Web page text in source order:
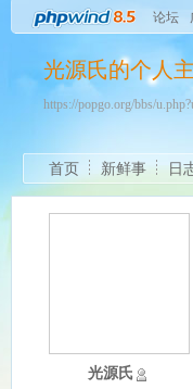
论坛
光源氏的个人
https://popgo.org/bbs/
首页 新鲜事 日
光源氏